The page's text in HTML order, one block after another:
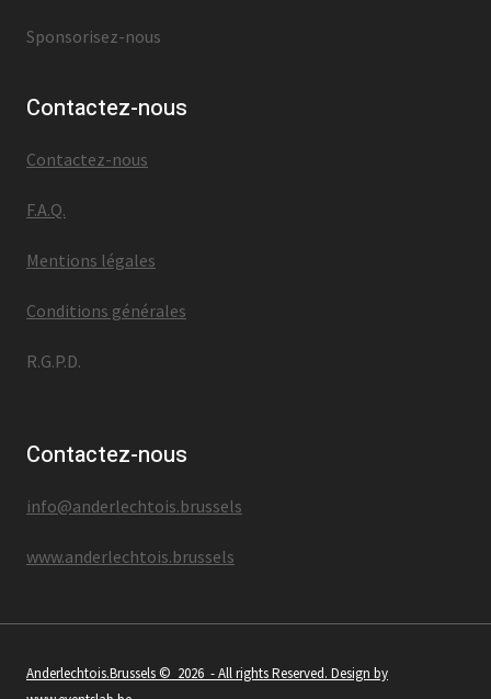
Sponsorisez-nous
Contactez-nous
Contactez-nous
F.A.Q.
Mentions légales
Conditions générales
R.G.P.D.
Contactez-nous
info@anderlechtois.brussels
www.anderlechtois.brussels
Anderlechtois.Brussels © 2026 - All rights Reserved. Design by